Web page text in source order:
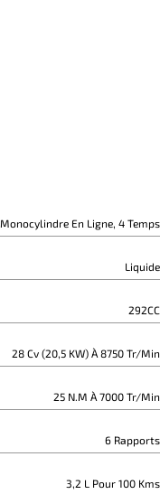
Monocylindre En Ligne, 4 Temps
Liquide
292CC
28 Cv (20,5 KW) À 8750 Tr/min
25 N.m À 7000 Tr/min
6 Rapports
3,2 L Pour 100 Kms